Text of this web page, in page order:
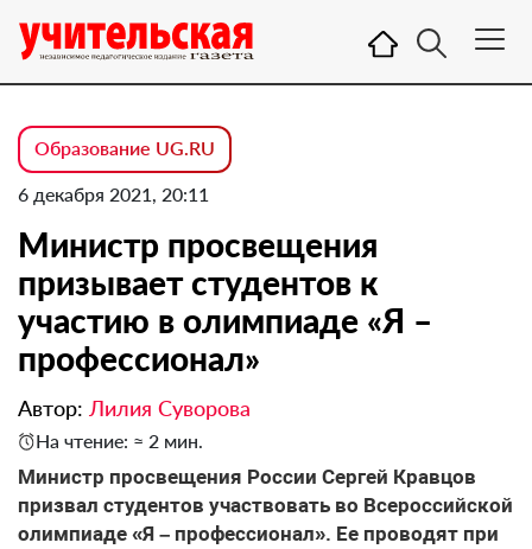
Образование UG.RU
6 декабря 2021, 20:11
Министр просвещения
призывает студентов к
участию в олимпиаде «Я –
профессионал»
Автор: Лилия Суворова
На чтение: ≈ 2 мин.
Министр просвещения России Сергей Кравцов
призвал студентов участвовать во Всероссийской
олимпиаде «Я – профессионал». Ее проводят при